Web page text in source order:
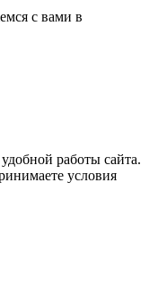
с вами в
работы сайта.
условия